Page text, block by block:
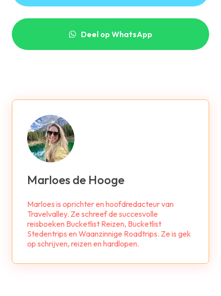
Deel op WhatsApp
Marloes de Hooge
Marloes is oprichter en hoofdredacteur van
Travelvalley. Ze schreef de succesvolle
reisboeken Bucketlist Reizen, Bucketlist
Stedentrips en Waanzinnige Roadtrips. Ze is gek
op schrijven, reizen en hardlopen.